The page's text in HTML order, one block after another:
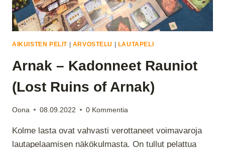
AIKUISTEN PELIT| ARVOSTELU LAUTAPELI
Arnak – Kadonneet Rauniot
(Lost Ruins of Arnak)
Oona 08.09.2022 0 Kommentia
Kolme lasta ovat vahvasti verottaneet voimavaroja
lautapelaamisen näkökulmasta. On tullut pelattua